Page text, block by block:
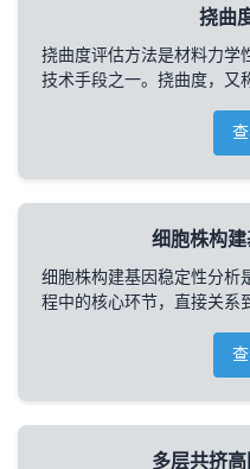
挠曲
挠曲度评估方法是材料力学
技术手段之一。挠曲度，又
细胞株构
细胞株构建基因稳定性分析
程中的核心环节，直接关系
多层共挤